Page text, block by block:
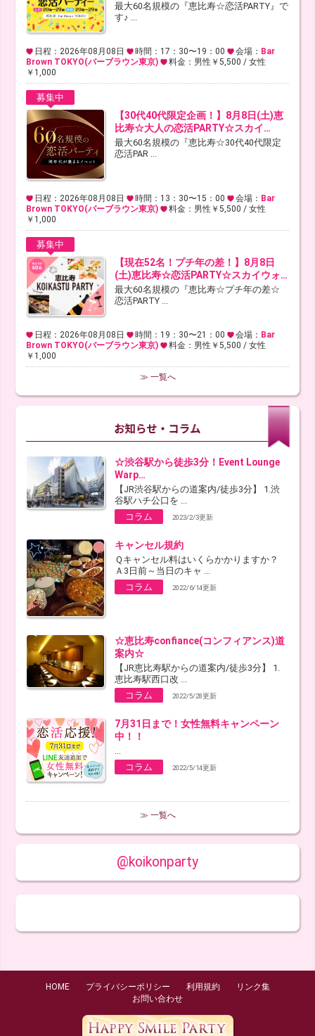
最大60名規模の『恵比寿☆恋活PARTY』で
す♪ ...
日程：2026年08月08日 時間：17：30〜19：00 会場： Bar
Brown TOKYO(バーブラウン東京)
料金：男性￥5,500 / 女性
￥1,000
募集中
【30代40代限定企画！】8月8日(土)恵
比寿☆大人の恋活PARTY☆スカイ…
最大60名規模の『恵比寿☆30代40代限定
恋活PAR ...
日程：2026年08月08日 時間：13：30〜15：00 会場： Bar
Brown TOKYO(バーブラウン東京)
料金：男性￥5,500 / 女性
￥1,000
募集中
【現在52名！プチ年の差！】8月8日
(土)恵比寿☆恋活PARTY☆スカイウォ…
最大60名規模の『恵比寿☆プチ年の差☆
恋活PARTY ...
日程：2026年08月08日 時間：19：30〜21：00 会場： Bar
Brown TOKYO(バーブラウン東京)
料金：男性￥5,500 / 女性
￥1,000
≫ 一覧へ
☆渋谷駅から徒歩3分！Event Lounge
Warp…
【JR渋谷駅からの道案内/徒歩3分】 1.渋
谷駅ハチ公口を ...
コラム
2023/2/3更新
キャンセル規約
Ｑキャンセル料はいくらかかりますか？
Ａ3日前～当日のキャ ...
コラム
2022/6/14更新
☆恵比寿confiance(コンフィアンス)道
案内☆
【JR恵比寿駅からの道案内/徒歩3分】 1.
恵比寿駅西口改 ...
コラム
2022/5/28更新
7月31日まで！女性無料キャンペーン
中！！
...
コラム
2022/5/14更新
≫ 一覧へ
@koikonparty
HOME プライバシーポリシー 利用規約
リンク集
お問い合わせ